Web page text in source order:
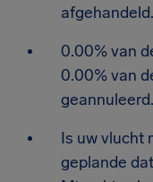
afgehandeld.
0.00% van
0.00% van
geannuleerd.
Is uw vlucht
geplande